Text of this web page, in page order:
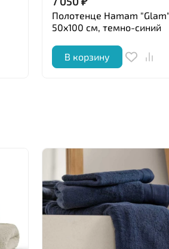
Полотенце Hamam
50x100 см, темно-синий
В корзину